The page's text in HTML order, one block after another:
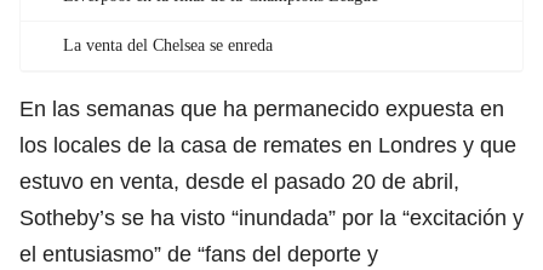
La venta del Chelsea se enreda
En las semanas que ha permanecido expuesta en
los locales de la casa de remates en Londres y que
estuvo en venta, desde el pasado 20 de abril,
Sotheby’s se ha visto “inundada” por la “excitación y
el entusiasmo” de “fans del deporte y